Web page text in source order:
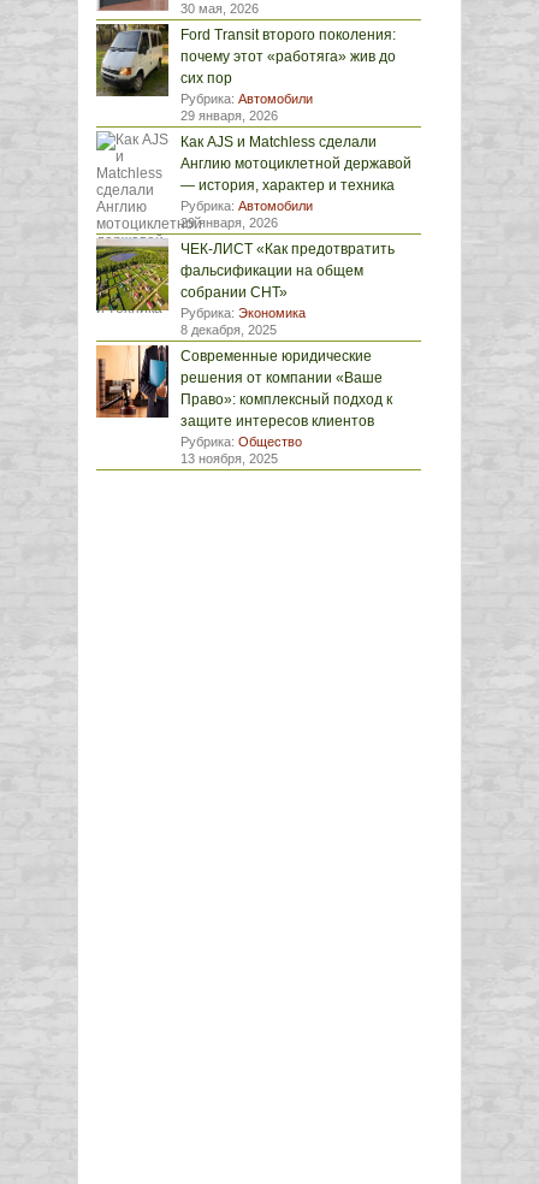
30 мая, 2026
Ford Transit второго поколения:
почему этот «работяга» жив до
сих пор
Рубрика: Автомобили
29 января, 2026
Как AJS и Matchless сделали
Англию мотоциклетной державой
— история, характер и техника
Рубрика: Автомобили
29 января, 2026
ЧЕК-ЛИСТ «Как предотвратить
фальсификации на общем
собрании СНТ»
Рубрика: Экономика
8 декабря, 2025
Современные юридические
решения от компании «Ваше
Право»: комплексный подход к
защите интересов клиентов
Рубрика: Общество
13 ноября, 2025